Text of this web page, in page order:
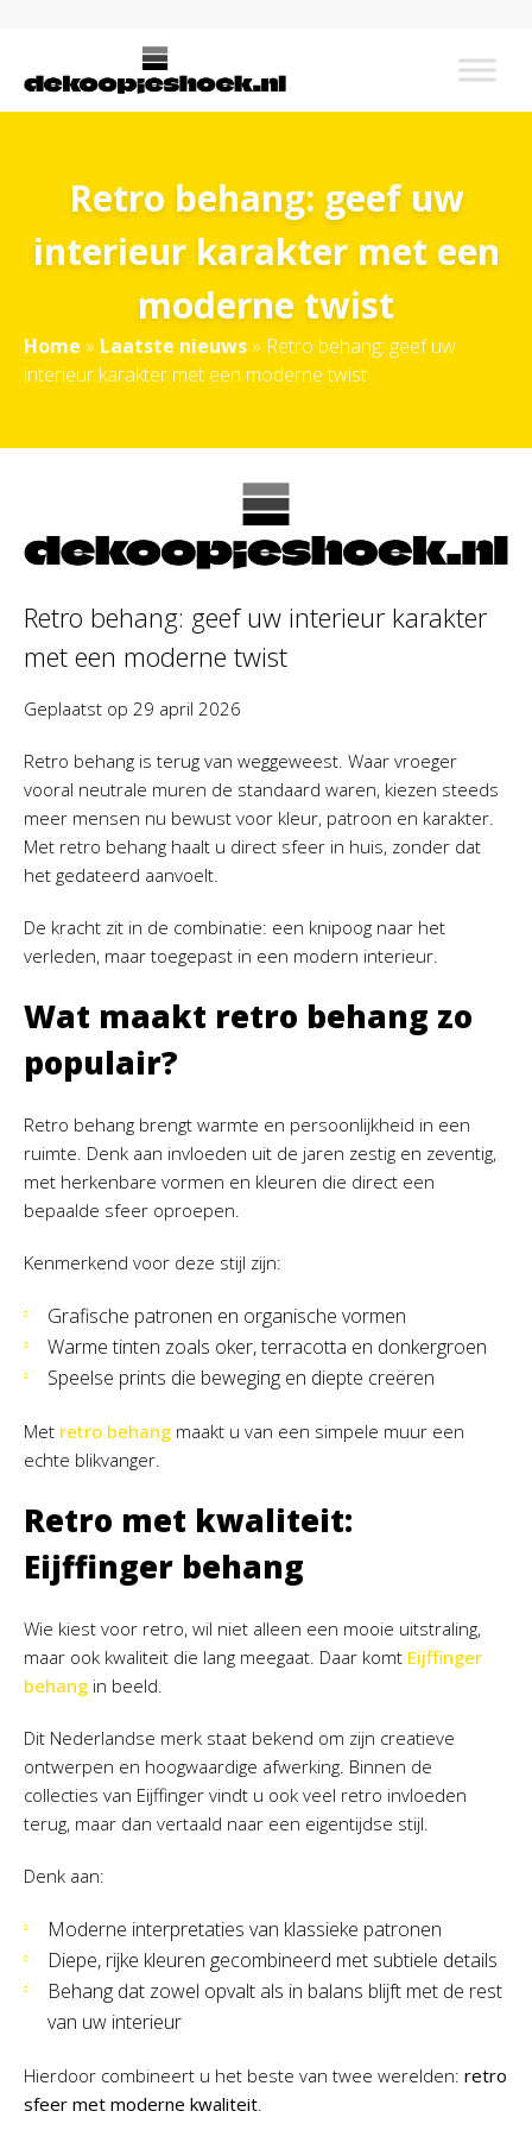
Retro behang: geef uw
interieur karakter met een
moderne twist
Home » Laatste nieuws » Retro behang: geef uw
interieur karakter met een moderne twist
Retro behang: geef uw interieur karakter
met een moderne twist
Geplaatst op 29 april 2026
Retro behang is terug van weggeweest. Waar vroeger
vooral neutrale muren de standaard waren, kiezen steeds
meer mensen nu bewust voor kleur, patroon en karakter.
Met retro behang haalt u direct sfeer in huis, zonder dat
het gedateerd aanvoelt.
De kracht zit in de combinatie: een knipoog naar het
verleden, maar toegepast in een modern interieur.
Wat maakt retro behang zo
populair?
Retro behang brengt warmte en persoonlijkheid in een
ruimte. Denk aan invloeden uit de jaren zestig en zeventig,
met herkenbare vormen en kleuren die direct een
bepaalde sfeer oproepen.
Kenmerkend voor deze stijl zijn:
Grafische patronen en organische vormen
Warme tinten zoals oker, terracotta en donkergroen
Speelse prints die beweging en diepte creëren
Met retro behang maakt u van een simpele muur een
echte blikvanger.
Retro met kwaliteit:
Eijffinger behang
Wie kiest voor retro, wil niet alleen een mooie uitstraling,
maar ook kwaliteit die lang meegaat. Daar komt Eijffinger
behang in beeld.
Dit Nederlandse merk staat bekend om zijn creatieve
ontwerpen en hoogwaardige afwerking. Binnen de
collecties van Eijffinger vindt u ook veel retro invloeden
terug, maar dan vertaald naar een eigentijdse stijl.
Denk aan:
Moderne interpretaties van klassieke patronen
Diepe, rijke kleuren gecombineerd met subtiele details
Behang dat zowel opvalt als in balans blijft met de rest
van uw interieur
Hierdoor combineert u het beste van twee werelden: retro
sfeer met moderne kwaliteit.